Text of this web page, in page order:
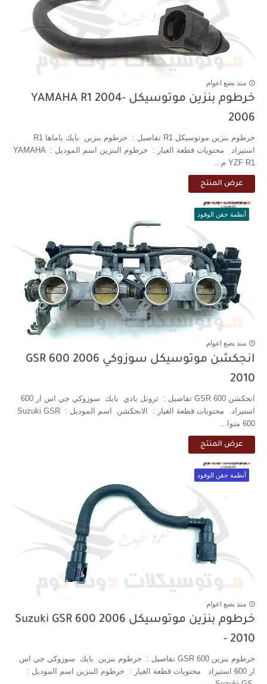
منذ بضع اعوام
خرطوم بنزين موتوسيكل YAMAHA R1 2004-
2006
استيراد محتويات قطعة الغيار : خرطوم البنزين اسم الموديل : YAMAHA
YZF R1 م...
عرض المنتج
أنظمة حقن الوقود
منذ بضع اعوام
انجكشن موتوسيكل سوزوكي GSR 600 2006
2010
انجكشن GSR 600 تفاصيل : ثروتل بادي بايك سوزوكي جي اس ار 600
استيراد محتويات قطعة الغيار : الانجكشن اسم الموديل : Suzuki GSR
600 متوا...
عرض المنتج
أنظمة حقن الوقود
منذ بضع اعوام
خرطوم بنزين موتوسيكل Suzuki GSR 600 2006
- 2010
خرطوم بنزين GSR 600 تفاصيل : خرطوم بنزين بايك سوزوكي جي اس
ار 600 استيراد محتويات قطعة الغيار : خرطوم البنزين اسم الموديل :